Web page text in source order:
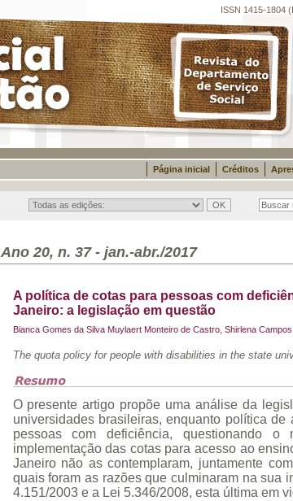
ISSN 1415-1804
Ano 20, n. 37 - jan.-abr./2017
Página inicial Créditos
A política de cotas para pessoas com
Janeiro: a legislação em questão
Bianca Gomes da Silva Muylaert Monteiro de Castro, Shirlena
The quota policy for people with disabilities in the state
O presente artigo propõe uma análise da
universidades brasileiras, enquanto política
pessoas com deficiência, questionando
implementação das cotas para acesso ao
Janeiro não as contemplaram, juntamente
quais foram as razões que culminaram na sua
4.151/2003 e a Lei 5.346/2008, esta última em